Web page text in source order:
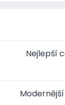
Nejlepší